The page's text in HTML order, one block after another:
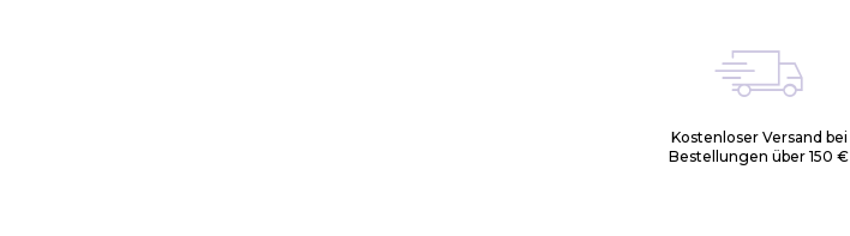
Kostenloser Versand bei
Bestellungen über 150 €